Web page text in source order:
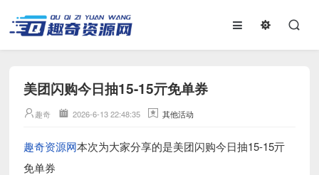
美团闪购今日抽15-15亓免单券
趣奇 2026-6-13 22:48:35 其他活动
趣奇资源网本次为大家分享的是美团闪购今日抽15-15亓
免单券